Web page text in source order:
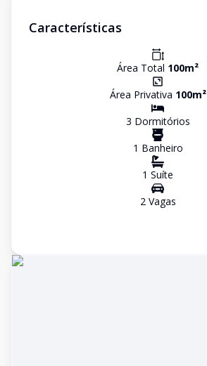
Características
Área Total 100m²
Área Privativa 100m²
3 Dormitórios
1 Banheiro
1 Suíte
2Vagas